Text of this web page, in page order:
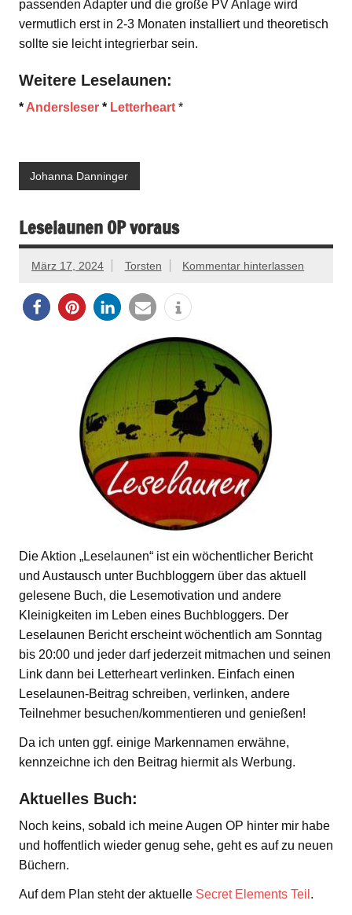
passenden Adapter und die große PV Anlage wird
vermutlich erst in 2-3 Monaten installiert und theoretisch
sollte sie leicht integrierbar sein.
Weitere Leselaunen:
*Andersleser * Letterheart *
Johanna Danninger
Leselaunen OP voraus
März 17, 2024 Torsten Kommentar hinterlassen
Die Aktion „Leselaunen“ ist ein wöchentlicher Bericht
und Austausch unter Buchbloggern über das aktuell
gelesene Buch, die Lesemotivation und andere
Kleinigkeiten im Leben eines Buchbloggers. Der
Leselaunen Bericht erscheint wöchentlich am Sonntag
bis 20:00 und jeder darf jederzeit mitmachen und seinen
Link dann bei Letterheart verlinken. Einfach einen
Leselaunen-Beitrag schreiben, verlinken, andere
Teilnehmer besuchen/kommentieren und genießen!
Da ich unten ggf. einige Markennamen erwähne,
kennzeichne ich den Beitrag hiermit als Werbung.
Aktuelles Buch:
Noch keins, sobald ich meine Augen OP hinter mir habe
und hoffentlich wieder genug sehe, geht es auf zu neuen
Büchern.
Auf dem Plan steht der aktuelle Secret Elements Teil .